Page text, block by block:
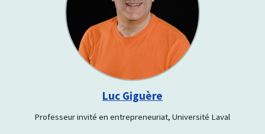
Luc Giguère
Professeur invité en entrepreneuriat, Université Laval